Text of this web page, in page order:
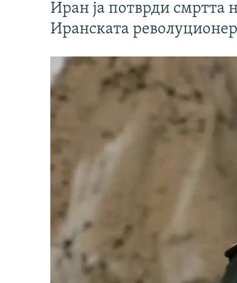
Иран ја потврди смртта
Иранската